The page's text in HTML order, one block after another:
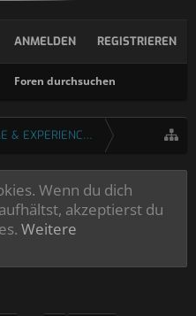
Foren durchsuchen
ANMELDEN REGISTRIEREN
& EXPERIENCES
Wenn du dich
akzeptierst du
Weitere